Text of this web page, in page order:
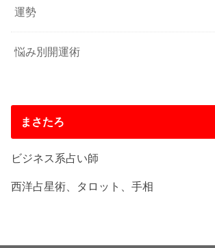
運勢
悩み別開運術
まさたろ
ビジネス系占い師
西洋占星術、タロット、手相